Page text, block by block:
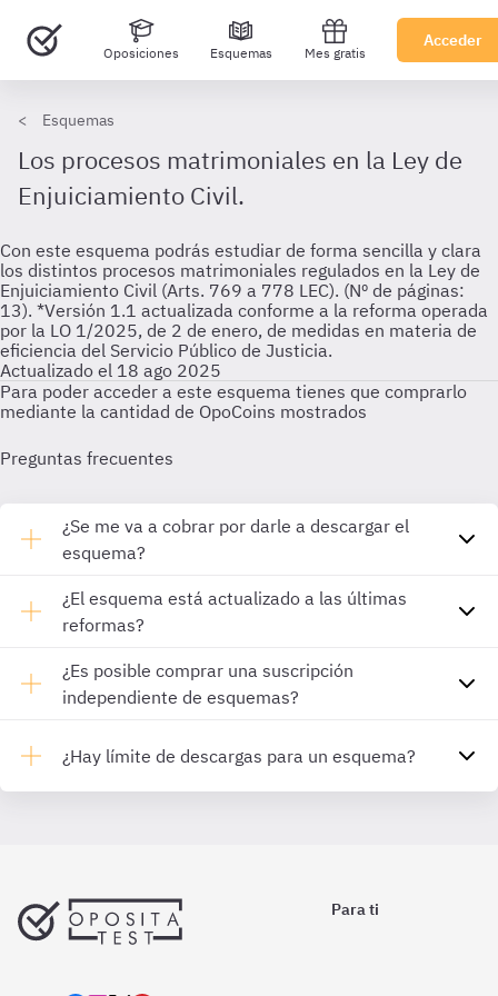
Oposiciones Esquemas Mes gratis
Acceder
Esquemas
Los procesos matrimoniales en la Ley de
Enjuiciamiento Civil.
Con este esquema podrás estudiar de forma sencilla y clara
los distintos procesos matrimoniales regulados en la Ley de
Enjuiciamiento Civil (Arts. 769 a 778 LEC). (Nº de páginas:
13). *Versión 1.1 actualizada conforme a la reforma operada
por la LO 1/2025, de 2 de enero, de medidas en materia de
eficiencia del Servicio Público de Justicia.
Actualizado el 18 ago 2025
Para poder acceder a este esquema tienes que comprarlo
mediante la cantidad de OpoCoins mostrados
Preguntas frecuentes
¿Se me va a cobrar por darle a descargar el
esquema?
¿El esquema está actualizado a las últimas
reformas?
¿Es posible comprar una suscripción
independiente de esquemas?
¿Hay límite de descargas para un esquema?
Para ti